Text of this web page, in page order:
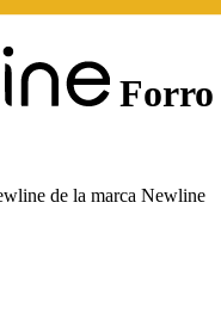
Forro
de la marca Newline